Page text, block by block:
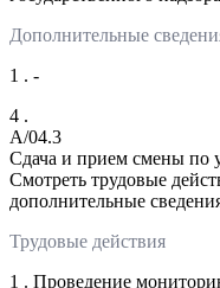
Дополнительные
1 . -
4 .
A/04.3
Сдача и прием смены по
Смотреть трудовые
дополнительные
Трудовые действия
1 . Проведение